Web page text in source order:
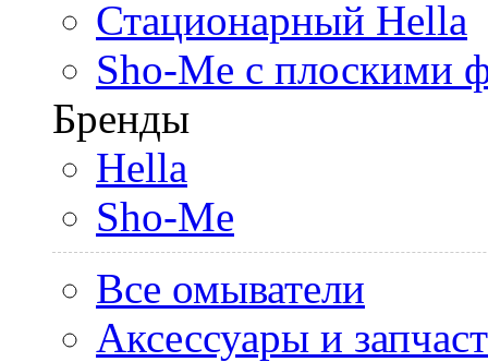
Стационарный Hella
Sho-Me с плоскими
Бренды
Hella
Sho-Me
Все омыватели
Аксессуары и